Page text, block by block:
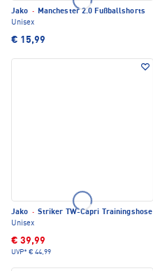
Jako · Manchester 2.0 Fußballshorts
Unisex
€ 15,99
Jako · Striker TW-Capri Trainingshose
Unisex
€ 39,99
UVP* € 44,99